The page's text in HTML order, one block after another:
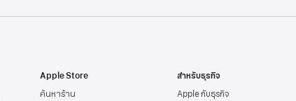
Apple Store
ค้นหาร้าน
สำหรับธุรกิจ
Apple กับธุรกิจ